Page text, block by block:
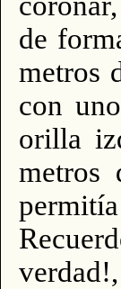
de
metros
con
orilla
metros